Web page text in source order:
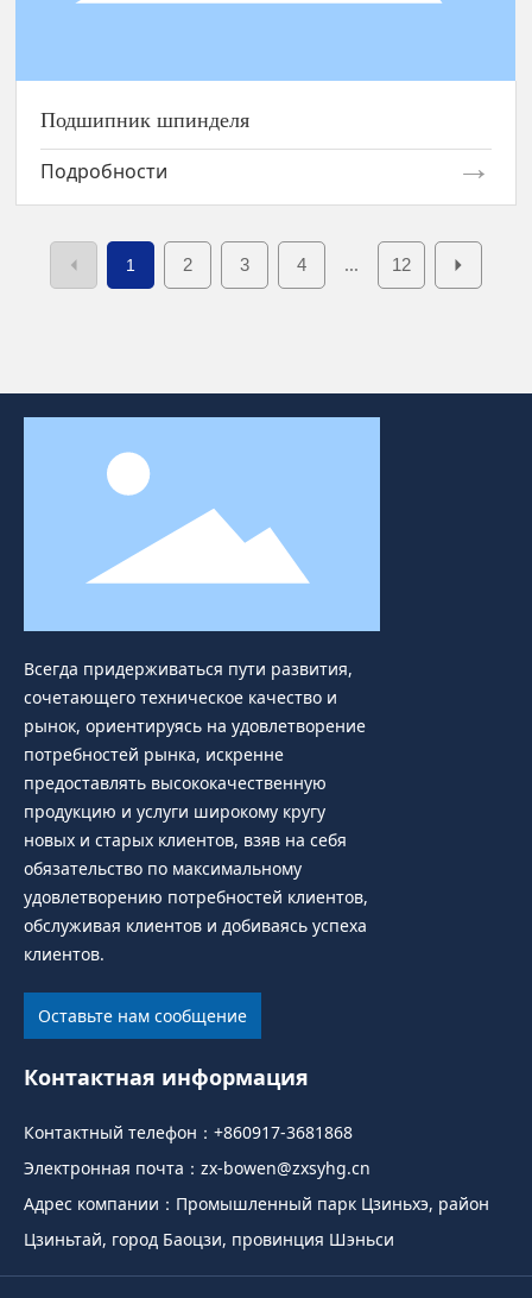
Подшипник шпинделя
Подробности
1 2 3 4 ... 12
Всегда придерживаться пути развития,
сочетающего техническое качество и
рынок, ориентируясь на удовлетворение
потребностей рынка, искренне
предоставлять высококачественную
продукцию и услуги широкому кругу
новых и старых клиентов, взяв на себя
обязательство по максимальному
удовлетворению потребностей клиентов,
обслуживая клиентов и добиваясь успеха
клиентов.
Оставьте нам сообщение
Контактная информация
Контактный телефон： +860917-3681868
Электронная почта： zx-bowen@zxsyhg.cn
Адрес компании：Промышленный парк Цзиньхэ, район
Цзиньтай, город Баоцзи, провинция Шэньси